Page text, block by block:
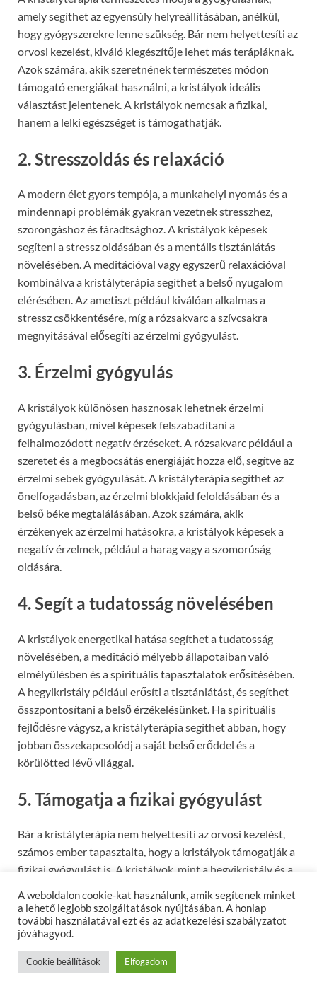
amely segíthet az egyensúly helyreállításában, anélkül,
hogy gyógyszerekre lenne szükség. Bár nem helyettesíti az
orvosi kezelést, kiváló kiegészítője lehet más terápiáknak.
Azok számára, akik szeretnének természetes módon
támogató energiákat használni, a kristályok ideális
választást jelentenek. A kristályok nemcsak a fizikai,
hanem a lelki egészséget is támogathatják.
2. Stresszoldás és relaxáció
A modern élet gyors tempója, a munkahelyi nyomás és a
mindennapi problémák gyakran vezetnek stresszhez,
szorongáshoz és fáradtsághoz. A kristályok képesek
segíteni a stressz oldásában és a mentális tisztánlátás
növelésében. A meditációval vagy egyszerű relaxációval
kombinálva a kristályterápia segíthet a belső nyugalom
elérésében. Az ametiszt például kiválóan alkalmas a
stressz csökkentésére, míg a rózsakvarc a szívcsakra
megnyitásával elősegíti az érzelmi gyógyulást.
3. Érzelmi gyógyulás
A kristályok különösen hasznosak lehetnek érzelmi
gyógyulásban, mivel képesek felszabadítani a
felhalmozódott negatív érzéseket. A rózsakvarc például a
szeretet és a megbocsátás energiáját hozza elő, segítve az
érzelmi sebek gyógyulását. A kristályterápia segíthet az
önelfogadásban, az érzelmi blokkjaid feloldásában és a
belső béke megtalálásában. Azok számára, akik
érzékenyek az érzelmi hatásokra, a kristályok képesek a
negatív érzelmek, például a harag vagy a szomorúság
oldására.
4. Segít a tudatosság növelésében
A kristályok energetikai hatása segíthet a tudatosság
növelésében, a meditáció mélyebb állapotaiban való
elmélyülésben és a spirituális tapasztalatok erősítésében.
A hegyikristály például erősíti a tisztánlátást, és segíthet
összpontosítani a belső érzékelésünket. Ha spirituális
fejlődésre vágysz, a kristályterápia segíthet abban, hogy
jobban összekapcsolódj a saját belső erőddel és a
körülötted lévő világgal.
5. Támogatja a fizikai gyógyulást
Bár a kristályterápia nem helyettesíti az orvosi kezelést,
számos ember tapasztalta, hogy a kristályok támogatják a
fizikai gyógyulást is. A kristályok, mint a hegyikristály és a
enyhítésében és az energiával való feltöltésben. A
kristályok hatása a test energetikai rendszereire alapozva
képesek serkenteni a gyógyulási folyamatokat, és
segítenek a fájdalomcsökkentésben is.
A weboldalon cookie-kat használunk, amik segítenek minket
a lehető legjobb szolgáltatások nyújtásában. A honlap
további használatával ezt és az adatkezelési szabályzatot
jóváhagyod.
Cookie beállítások Elfogadom